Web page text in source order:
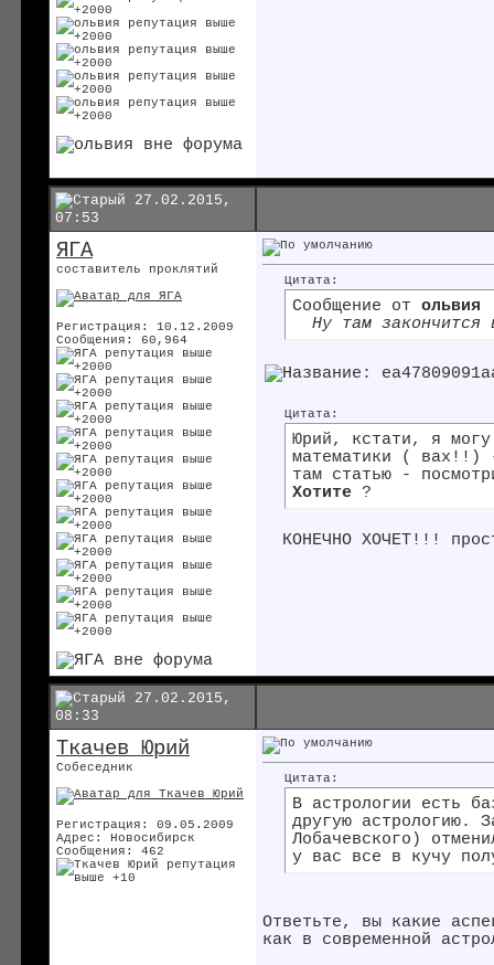
27.02.2015,
07:53
ЯГА
составитель проклятий
Регистрация: 10.12.2009
Сообщения: 60,964
Цитата:
Сообщение от ольвия
Ну там закончится
Цитата:
Юрий, кстати, я
математики ( вах!!)
там статью -
Хотите ?
КОНЕЧНО ХОЧЕТ!!!
27.02.2015,
08:33
Ткачев Юрий
Собеседник
Регистрация: 09.05.2009
Адрес: Новосибирск
Сообщения: 462
Цитата:
В астрологии есть
другую астрологию.
Лобачевского)
у вас все в кучу
Ответьте, вы какие
как в современной